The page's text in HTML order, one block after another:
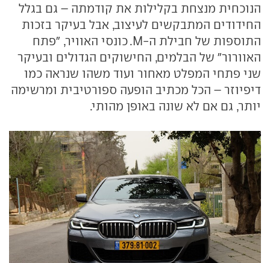
הנוכחית מנצחת בקלילות את קודמתה – גם בגלל
החידודים המתבקשים לעיצוב, אבל בעיקר בזכות
התוספות של חבילת ה-M. כונסי האוויר, "פתח
האוורור" של הבלמים, החישוקים הגדולים ובעיקר
שני פתחי המפלט מאחור ועוד משהו שנראה כמו
דיפיוזר – הכל מכתיב הופעה ספורטיבית ומרשימה
יותר, גם אם לא שונה באופן מהותי.